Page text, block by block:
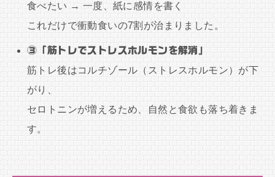
食べたい → 一度、紙に感情を書く
これだけで衝動食いの7割が治まりました。
③「筋トレでストレスホルモンを解消」
筋トレ後はコルチゾール（ストレスホルモン）が下
がり、
セロトニンが増えるため、自然と食欲も落ち着きま
す。